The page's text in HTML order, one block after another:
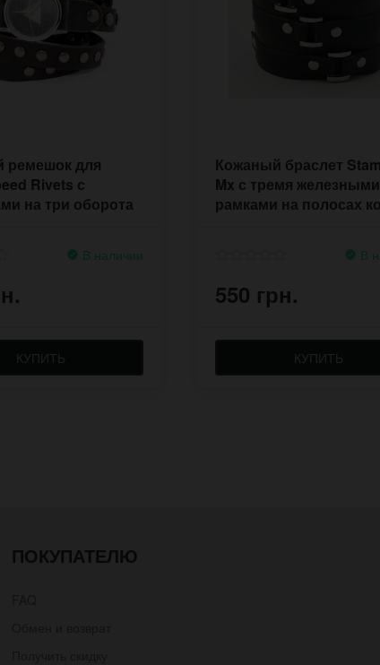
ремешок для
Rivets с
на три оборота
В наличии
КУПИТЬ
Кожаный браслет
Mx с тремя железными
рамками на полосах
В
550 грн.
КУПИТЬ
ПОКУПАТЕЛЮ